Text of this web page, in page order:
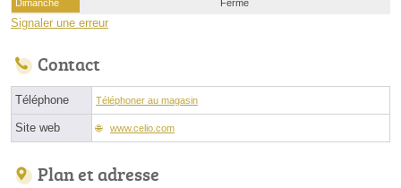
Dimanche
Fermé
Signaler une erreur
Contact
Téléphone Téléphoner au magasin
Site web www.celio.com
Plan et adresse